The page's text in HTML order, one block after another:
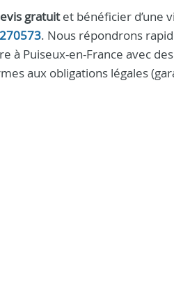
gratuitet bénéficier d’une
. Nous répondrons
à Puiseux-en-France avec
aux obligations légales